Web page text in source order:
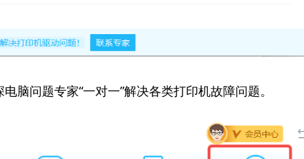
电脑问题专家“一对一”解决各类打印机故障问题。